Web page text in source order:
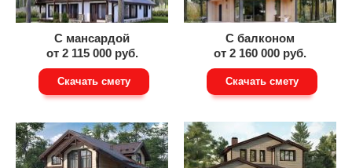
С мансардой
от 2 115 000 руб.
Скачать смету
С балконом
от 2 160 000 руб.
Скачать смету